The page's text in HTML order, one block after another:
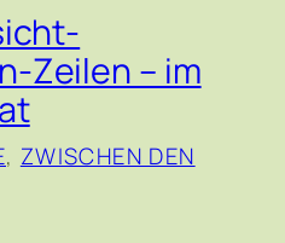
Zeilen – im
, ZWISCHEN DEN